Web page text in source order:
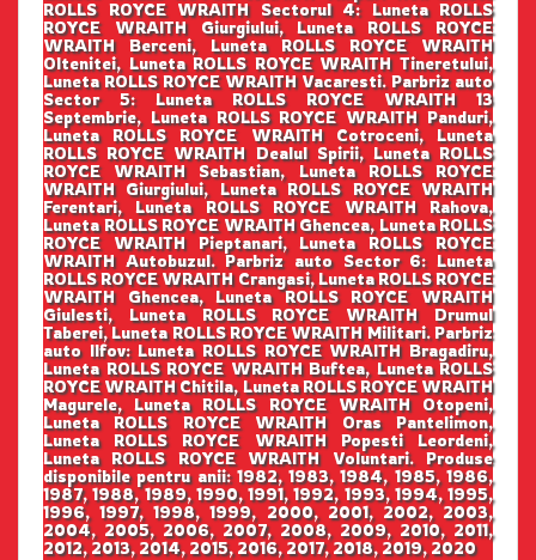
ROLLS ROYCE WRAITH Sectorul 4: Luneta ROLLS
ROYCE WRAITH Giurgiului, Luneta ROLLS ROYCE
WRAITH Berceni, Luneta ROLLS ROYCE WRAITH
Oltenitei, Luneta ROLLS ROYCE WRAITH Tineretului,
Luneta ROLLS ROYCE WRAITH Vacaresti. Parbriz auto
Sector 5: Luneta ROLLS ROYCE WRAITH 13
Septembrie, Luneta ROLLS ROYCE WRAITH Panduri,
Luneta ROLLS ROYCE WRAITH Cotroceni, Luneta
ROLLS ROYCE WRAITH Dealul Spirii, Luneta ROLLS
ROYCE WRAITH Sebastian, Luneta ROLLS ROYCE
WRAITH Giurgiului, Luneta ROLLS ROYCE WRAITH
Ferentari, Luneta ROLLS ROYCE WRAITH Rahova,
Luneta ROLLS ROYCE WRAITH Ghencea, Luneta ROLLS
ROYCE WRAITH Pieptanari, Luneta ROLLS ROYCE
WRAITH Autobuzul. Parbriz auto Sector 6: Luneta
ROLLS ROYCE WRAITH Crangasi, Luneta ROLLS ROYCE
WRAITH Ghencea, Luneta ROLLS ROYCE WRAITH
Giulesti, Luneta ROLLS ROYCE WRAITH Drumul
Taberei, Luneta ROLLS ROYCE WRAITH Militari. Parbriz
auto Ilfov: Luneta ROLLS ROYCE WRAITH Bragadiru,
Luneta ROLLS ROYCE WRAITH Buftea, Luneta ROLLS
ROYCE WRAITH Chitila, Luneta ROLLS ROYCE WRAITH
Magurele, Luneta ROLLS ROYCE WRAITH Otopeni,
Luneta ROLLS ROYCE WRAITH Oras Pantelimon,
Luneta ROLLS ROYCE WRAITH Popesti Leordeni,
Luneta ROLLS ROYCE WRAITH Voluntari. Produse
disponibile pentru anii: 1982, 1983, 1984, 1985, 1986,
1987, 1988, 1989, 1990, 1991, 1992, 1993, 1994, 1995,
1996, 1997, 1998, 1999, 2000, 2001, 2002, 2003,
2004, 2005, 2006, 2007, 2008, 2009, 2010, 2011,
2012, 2013, 2014, 2015, 2016, 2017, 2018, 2019, 2020